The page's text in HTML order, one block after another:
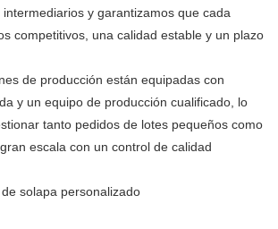
y garantizamos que cada
competitivos, una calidad estable y un plazo
de producción están equipadas con
y un equipo de producción cualificado, lo
tanto pedidos de lotes pequeños como
escala con un control de calidad